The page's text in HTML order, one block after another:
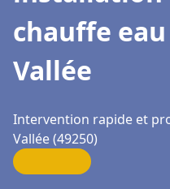
chauffe
Vallée
Intervention rapide et
Vallée (49250)